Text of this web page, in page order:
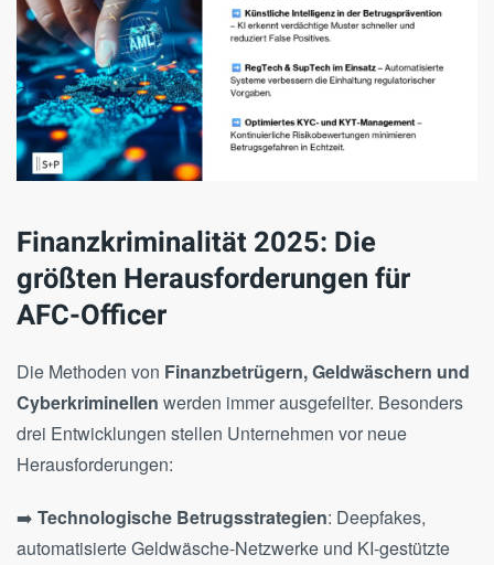
Finanzkriminalität 2025: Die
größten Herausforderungen für
AFC-Officer
Die Methoden von Finanzbetrügern, Geldwäschern und
Cyberkriminellen werden immer ausgefeilter. Besonders
drei Entwicklungen stellen Unternehmen vor neue
Herausforderungen:
➡️ Technologische Betrugsstrategien: Deepfakes,
automatisierte Geldwäsche-Netzwerke und KI-gestützte